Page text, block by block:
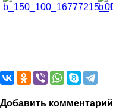
Добавить комментарий